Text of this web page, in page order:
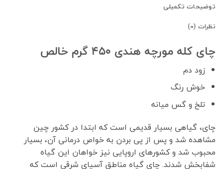
توضیحات تکمیلی
نظرات (0)
چای کله مورچه هندی ۴۵۰ گرم خالص
زود دم
خوش رنگ
تلخ و گس میانه
چای، گیاهی بسیار قدیمی است که ابتدا در کشور چین
مشاهده شد و پس از پی بردن به خواص درمانی آن، بسیار
محبوب شد و کشورهای اروپایی نیز خواهان این گیاه
شفابخش شدند. چای گیاه مناطق آسیای شرقی است که